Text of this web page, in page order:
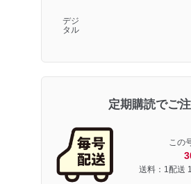
デジ
タル
定期購読でご
この
送料：1配送